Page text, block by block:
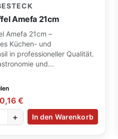
Amefa 21cm
Amefa 21cm –
Küchen- und
in professioneller Qualität.
und...
0,16 €
+ In den Warenkorb